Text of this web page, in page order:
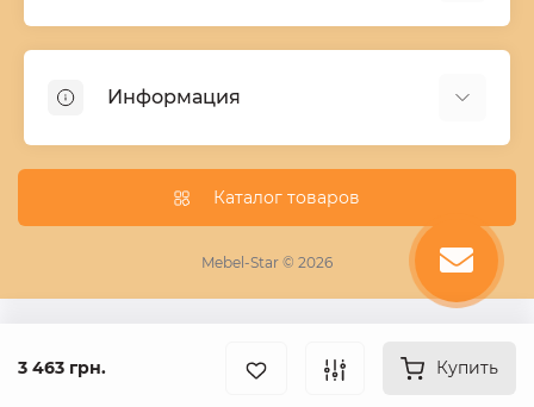
3 463 грн. Купить
Шкафы купе ширина 90-210 cм высота 220 cм
Комоды из дерева
Кухни
Информация
Условия поставки мебели
Фотопечать для шкафа купе
Замер кухонь
Поставщикам
Каталог товаров
Mebel-Star © 2026